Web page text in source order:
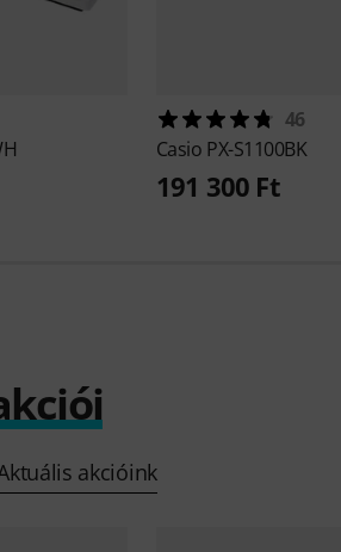
46
Casio PX-S1100BK
191 300 Ft
akcióink